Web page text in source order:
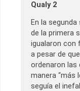
Qualy 2
En la
de la primera
igualaron con
a pesar de
ordenaron las
manera “más
seguía el